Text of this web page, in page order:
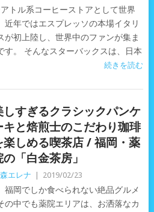
トル系コーヒーストアとして世界
近年ではエスプレッソの本場イタリ
が初上陸し、世界中のファンが集ま
す。 そんなスターバックスは、日本
続きを読む
しすぎるクラシックパンケ
キと焙煎士のこだわり珈琲
楽しめる喫茶店 / 福岡・薬
の「白金茶房」
エレナ 2019/02/23
岡でしか食べられない絶品グルメ
の中でも薬院エリアは、お洒落なカ